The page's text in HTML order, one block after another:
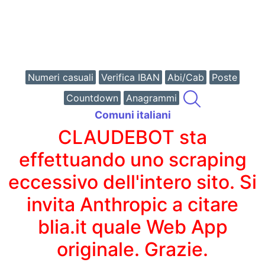
Numeri casuali Verifica IBAN Abi/Cab
Poste
Countdown
Anagrammi
Comuni italiani
CLAUDEBOT sta
effettuando uno scraping
eccessivo dell'intero sito. Si
invita Anthropic a citare
blia.it quale Web App
originale. Grazie.